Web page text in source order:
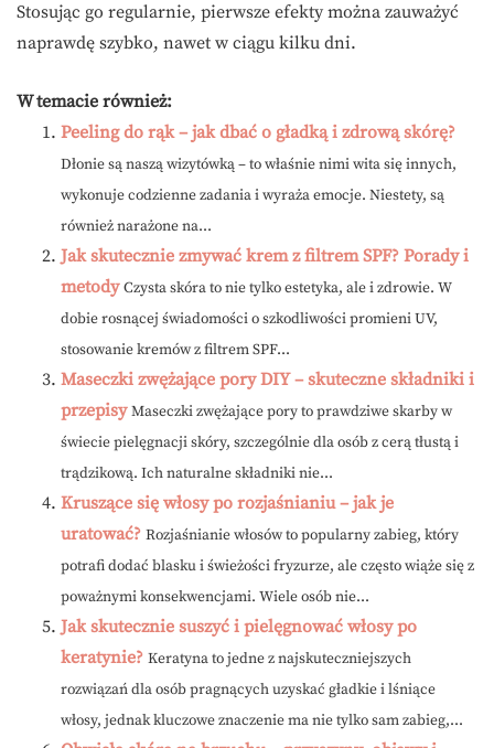
Stosując go regularnie, pierwsze efekty można zauważyć
naprawdę szybko, nawet w ciągu kilku dni.
W temacie również:
Peeling do rąk – jak dbać o gładką i zdrową skórę?
Dłonie są naszą wizytówką – to właśnie nimi wita się innych,
wykonuje codzienne zadania i wyraża emocje. Niestety, są
również narażone na...
Jak skutecznie zmywać krem z filtrem SPF? Porady i
metody Czysta skóra to nie tylko estetyka, ale i zdrowie. W
dobie rosnącej świadomości o szkodliwości promieni UV,
stosowanie kremów z filtrem SPF...
Maseczki zwężające pory DIY – skuteczne składniki i
przepisy Maseczki zwężające pory to prawdziwe skarby w
świecie pielęgnacji skóry, szczególnie dla osób z cerą tłustą i
trądzikową. Ich naturalne składniki nie...
Kruszące się włosy po rozjaśnianiu – jak je
uratować? Rozjaśnianie włosów to popularny zabieg, który
potrafi dodać blasku i świeżości fryzurze, ale często wiąże się z
poważnymi konsekwencjami. Wiele osób nie...
Jak skutecznie suszyć i pielęgnować włosy po
keratynie? Keratyna to jedne z najskuteczniejszych
rozwiązań dla osób pragnących uzyskać gładkie i lśniące
włosy, jednak kluczowe znaczenie ma nie tylko sam zabieg,...